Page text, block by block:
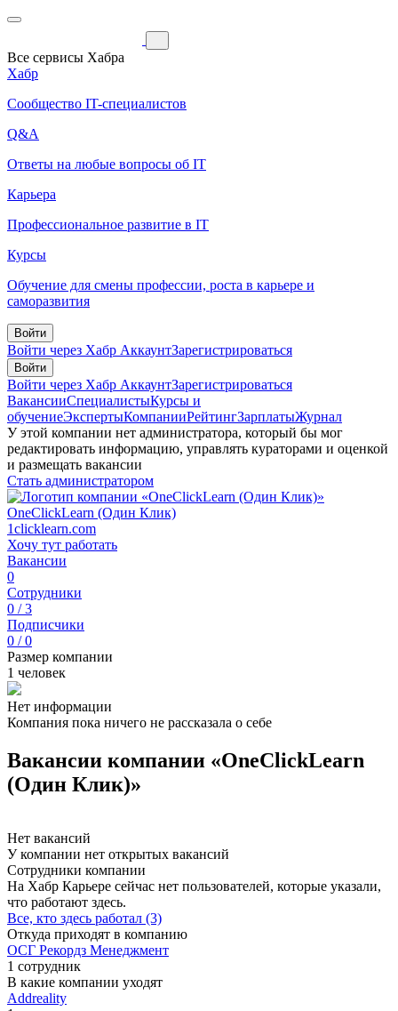
Все сервисы Хабра
Хабр
Сообщество IT-специалистов
Q&A
Ответы на любые вопросы об IT
Карьера
Профессиональное развитие в IT
Курсы
Обучение для смены профессии, роста в карьере и
саморазвития
Войти
Войти через Хабр АккаунтЗарегистрироваться
Войти
Войти через Хабр АккаунтЗарегистрироваться
ВакансииСпециалистыКурсы и
обучениеЭкспертыКомпанииРейтингЗарплатыЖурнал
У этой компании нет администратора, который бы мог
редактировать информацию, управлять кураторами и оценкой
и размещать вакансии
Стать администратором
OneClickLearn (Один Клик)
1clicklearn.com
Хочу тут работать
Вакансии
0
Сотрудники
0 / 3
Подписчики
0 / 0
Размер компании
1 человек
Нет информации
Компания пока ничего не рассказала о себе
Вакансии компании «OneClickLearn
(Один Клик)»
Нет вакансий
У компании нет открытых вакансий
Сотрудники компании
На Хабр Карьере сейчас нет пользователей, которые указали,
что работают здесь.
Все, кто здесь работал (3)
Откуда приходят в компанию
ОСГ Рекордз Менеджмент
1 сотрудник
В какие компании уходят
Addreality